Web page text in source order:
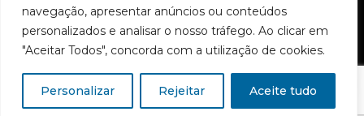
navegação, apresentar anúncios ou conteúdos
personalizados e analisar o nosso tráfego. Ao clicar em
"Aceitar Todos", concorda com a utilização de cookies.
Personalizar Rejeitar Aceite tudo
Copyright © 2026 Lusomat - Todos os direitos reservados | Designed & Developed: